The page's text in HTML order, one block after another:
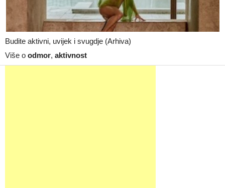
Budite aktivni, uvijek i svugdje (Arhiva)
Više o odmor, aktivnost